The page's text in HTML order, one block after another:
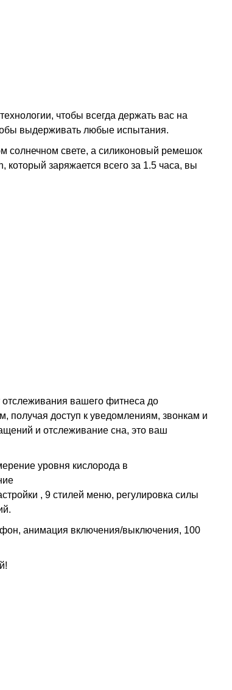
чтобы всегда держать вас на
выдерживать любые испытания.
солнечном свете, а силиконовый ремешок
который заряжается всего за 1.5 часа, вы
вашего фитнеса до
получая доступ к уведомлениям, звонкам и
и отслеживание сна, это ваш
уровня кислорода в
, 9 стилей меню, регулировка силы
анимация включения/выключения, 100